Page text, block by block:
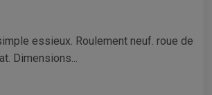
essieux. Roulement neuf. roue de
Dimensions...